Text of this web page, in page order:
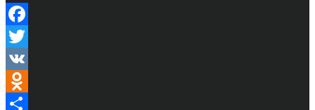
Facebook
Twitter
VK
Odnoklassniki